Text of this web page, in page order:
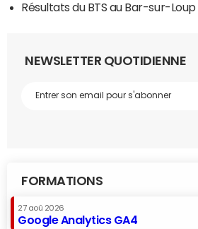
Résultats du BTS au Bar-sur-Loup
NEWSLETTER QUOTIDIENNE
FORMATIONS
27 aoû 2026
Google Analytics GA4